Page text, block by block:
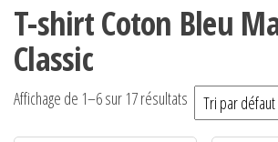
T-shirt Coton Bleu
Classic
Affichage de 1–6 sur 17 résultats